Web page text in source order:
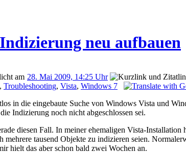
neu aufbauen
28. Mai 2009, 14:25 Uhr
, Troubleshooting, Vista, Windows 7
in die eingebaute Suche von Windows Vista und
Indizierung noch nicht abgeschlossen sei.
diesen Fall. In meiner ehemaligen Vista-
mehrere tausend Objekte zu indizieren seien.
hielt das aber schon bald zwei Wochen an.